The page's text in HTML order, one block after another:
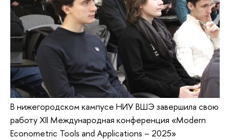
В нижегородском кампусе НИУ ВШЭ завершила свою
работу XII Международная конференция «Modern
Econometric Tools and Applications – 2025»